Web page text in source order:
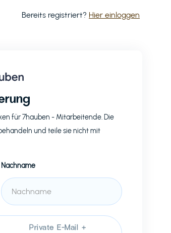
Bereits registriert? Hier einloggen
für7hauben - Mitarbeitende. Die
und teile sie nicht mit
Nachname
Private E-Mail +